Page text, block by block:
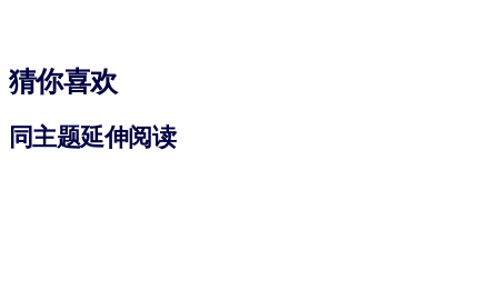
猜你喜欢
同主题延伸阅读